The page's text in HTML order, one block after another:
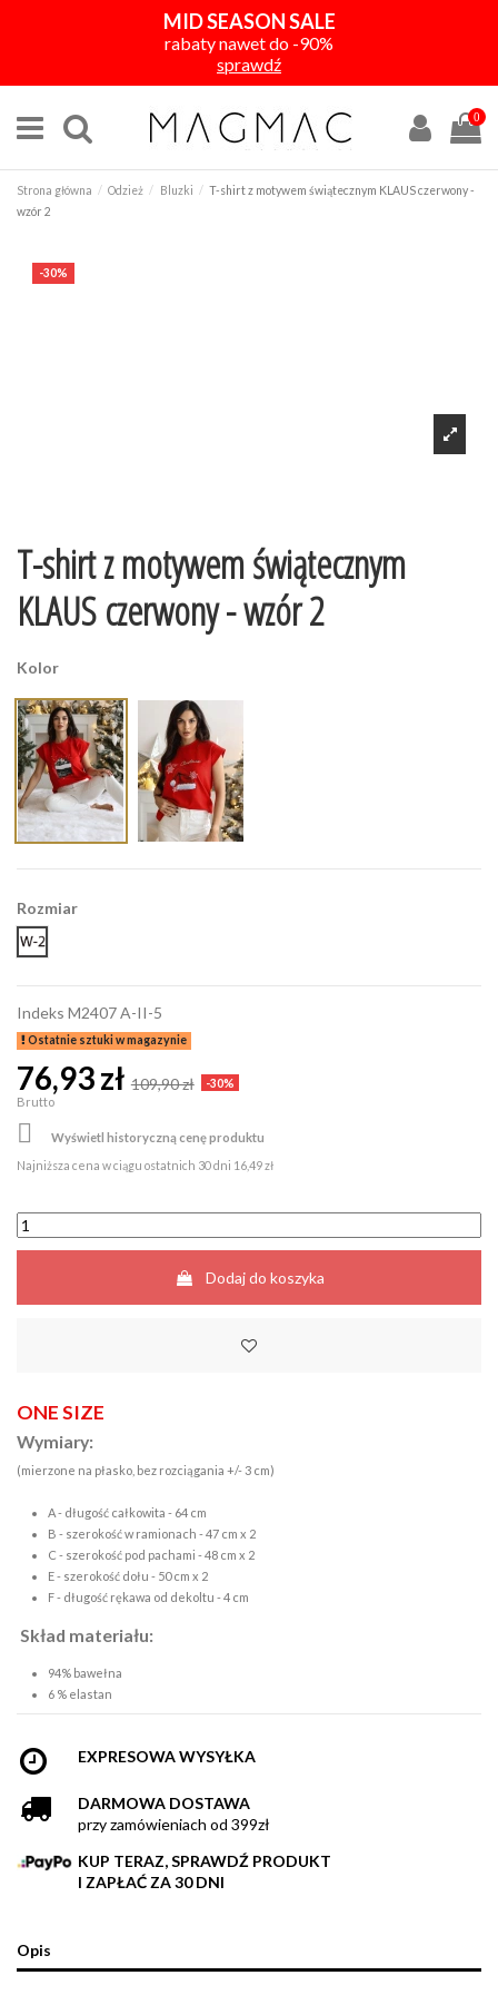
MID SEASON SALE
rabaty nawet do -90%
sprawdź
0
Strona główna Odzież Bluzki
T-shirt z motywem świątecznym KLAUS czerwony -
wzór 2
-30%
T-shirt z motywem świątecznym
KLAUS czerwony - wzór 2
Kolor
Rozmiar
wzór - 2
Indeks M2407 A-II-5
Ostatnie sztuki w magazynie
76,93 zł 109,90 zł -30%
Brutto

Wyświetl historyczną cenę produktu
Najniższa cena w ciągu ostatnich 30 dni 16,49 zł
Dodaj do koszyka
ONE SIZE
Wymiary:
(mierzone na płasko, bez rozciągania +/- 3 cm)
A - długość całkowita - 64 cm
B - szerokość w ramionach - 47 cm x 2
C - szerokość pod pachami - 48 cm x 2
E - szerokość dołu - 50 cm x 2
F - długość rękawa od dekoltu - 4 cm
Skład materiału:
94% bawełna
6 % elastan
EXPRESOWA WYSYŁKA
DARMOWA DOSTAWA
przy zamówieniach od 399zł
KUP TERAZ, SPRAWDŹ PRODUKT
I ZAPŁAĆ ZA 30 DNI
Opis